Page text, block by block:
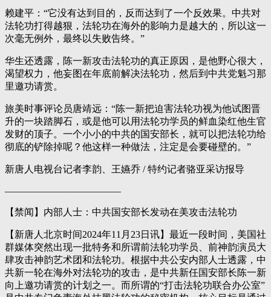
赖建平：“它没有达到目的，反而达到了一个反效果。中共对
法轮功打得越狠，法轮功在海外的影响力是越大的，所以这一
次毫无例外，最终以失败告终。”
华生还透露，陈一新攻击法轮功的真正原因，是他野心很大，
渴望权力，他妄图在年底前解决法轮功，然后到中共党魁习那
里邀功请赏。
旅美时事评论员唐靖远：“陈一新把迫害法轮功视为他试图晋
升的一块踏脚石，或是他可以用法轮功学员的鲜血染红他生官
发财的顶子。一个小小的中共的国安部长，就可以把法轮功给
彻底的铲除掉呢？他这样一种做法，注定是会要碰壁的。”
新唐人电视台记者李韵、王嬿乔 / 特约记者骆亚采访报导
————————————
【禁闻】内部人士：中共国安部长发动在美攻击法轮功
【新唐人北京时间2024年11月23日讯】最近一段时间，美国社
群媒体突然出现一批特务和所谓前法轮功学员、前神韵演员大
肆攻击神韵艺术团和法轮功。根据中共公安内部人士透露，中
共新一轮在海外对法轮功的攻击，是中共新任国安部长陈一新
向上邀功请赏的计划之一。而所谓的“打击法轮功联合办公室”